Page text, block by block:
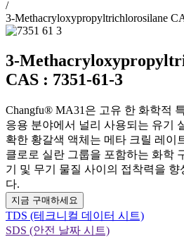
/
3-Methacryloxypropyltrichlorosilane
3-
CAS : 7351-61-3
Changfu® MA31은 고유 한 화학적
응용 분야에서 널리 사용되는 유기
확한 황갈색 액체는 메타 크릴 레이
클로로 실란 그룹을 포함하는 화학
기 및 무기 물질 사이의 접착력을 향
다.
지금 구매하세요
TDS (테크니컬 데이터 시트)
SDS (안전 날짜 시트)